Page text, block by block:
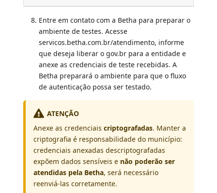
Entre em contato com a Betha para preparar o
ambiente de testes. Acesse
servicos.betha.com.br/atendimento, informe
que deseja liberar o gov.br para a entidade e
anexe as credenciais de teste recebidas. A
Betha preparará o ambiente para que o fluxo
de autenticação possa ser testado.
ATENÇÃO
Anexe as credenciais criptografadas. Manter a
criptografia é responsabilidade do município:
credenciais anexadas descriptografadas
expõem dados sensíveis e não poderão ser
atendidas pela Betha, será necessário
reenviá-las corretamente.